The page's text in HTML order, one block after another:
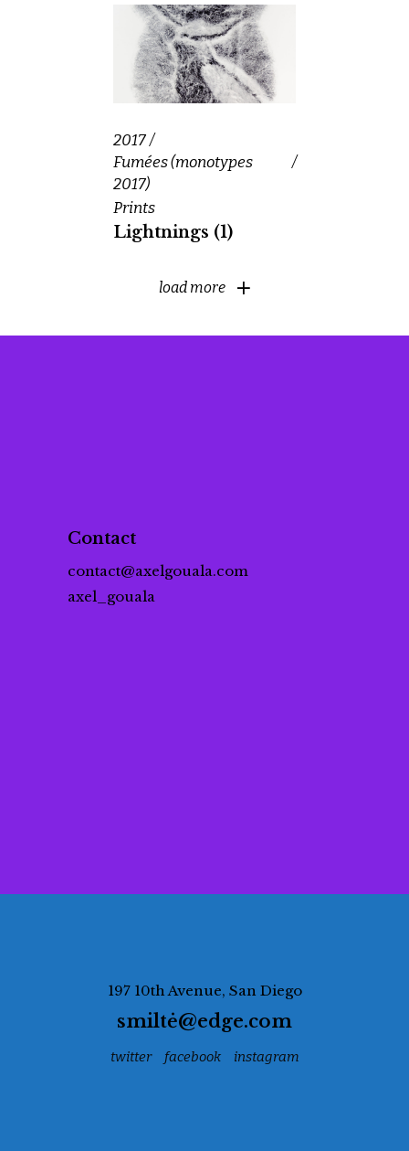
2017
Fumées (monotypes
2017)
Prints
Lightnings (1)
load more
Contact
contact@axelgouala.com
axel_gouala
197 10th Avenue, San Diego
smiltė@edge.com
twitter facebook instagram